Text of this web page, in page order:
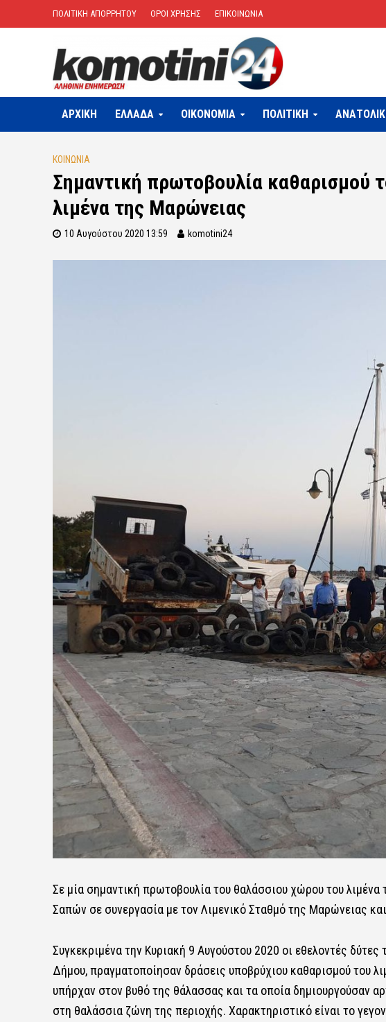
ΠΟΛΙΤΙΚΗ ΑΠΟΡΡΗΤΟΥ ΟΡΟΙ ΧΡΗΣΗΣ ΕΠΙΚΟΙΝΩΝΙΑ
ΑΡΧΙΚΗ ΕΛΛΑΔΑ OIKONOMIA ΠΟΛΙΤΙΚΗ
ΚΟΙΝΩΝΙΑ
Σημαντική πρωτοβουλία καθαρισμού
λιμένα της Μαρώνειας
10 Αυγούστου 2020 13:59 komotini24
Σε μία σημαντική πρωτοβουλία του θαλάσσιου χώρου του
Σαπών σε συνεργασία με τον Λιμενικό Σταθμό της Μαρώνειας
Συγκεκριμένα την Κυριακή 9 Αυγούστου 2020 οι εθελοντές
Δήμου, πραγματοποίησαν δράσεις υποβρύχιου καθαρισμού του
υπήρχαν στον βυθό της θάλασσας και τα οποία δημιουργούσαν
στη θαλάσσια ζώνη της περιοχής. Χαρακτηριστικό είναι το